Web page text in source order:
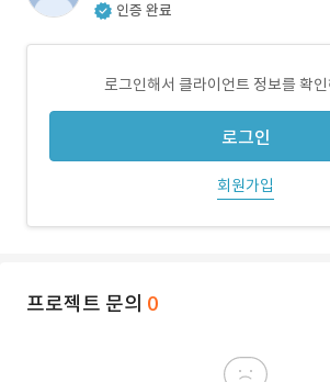
인증 완료
로그인해서 클라이언트 정보를 확
로그인
회원가입
프로젝트 문의 0